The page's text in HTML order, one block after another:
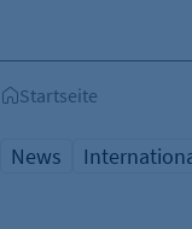
Startseite
News